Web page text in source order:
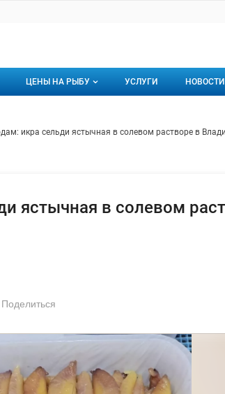
fishretail.ru
fishretail.ru
ЦЕНЫ НА РЫБУ УСЛУГИ НОВОСТИ
икра сельди
объявлением
икра сельди ястычная в солевом растворе в
ястычная в солевом